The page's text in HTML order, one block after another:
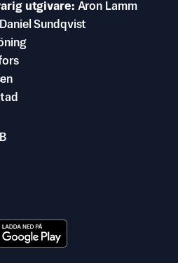
utgivare Aron Lamm
Daniel Sundqvist